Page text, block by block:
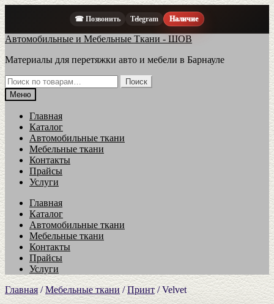
☎ Позвонить Telegram Наличие
Перейти
навигации
Перейти
содержимому
Автомобильные и Мебельные Ткани - ШОВ
Материалы для перетяжки авто и мебели в Барнауле
Искать:
Поиск
Меню
Главная
Каталог
Автомобильные ткани
Мебельные ткани
Контакты
Прайсы
Услуги
Главная
Каталог
Автомобильные ткани
Мебельные ткани
Контакты
Прайсы
Услуги
Главная/Мебельные ткани/Принт/Velvet